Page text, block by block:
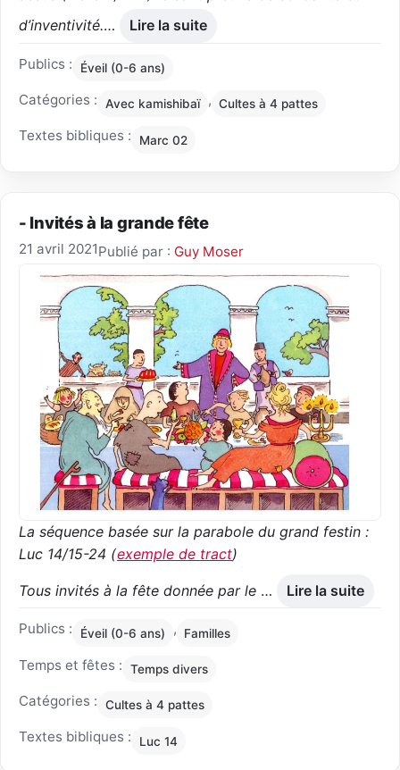
d’inventivité.… Lire la suite
Publics : Éveil (0-6 ans)
Catégories : Avec kamishibaï , Cultes à 4 pattes
Textes bibliques : Marc 02
- Invités à la grande fête
21 avril 2021Publié par : Guy Moser
La séquence basée sur la parabole du grand festin :
Luc 14/15-24 (exemple de tract)
Tous invités à la fête donnée par le … Lire la suite
Publics : Éveil (0-6 ans) , Familles
Temps et fêtes : Temps divers
Catégories : Cultes à 4 pattes
Textes bibliques : Luc 14